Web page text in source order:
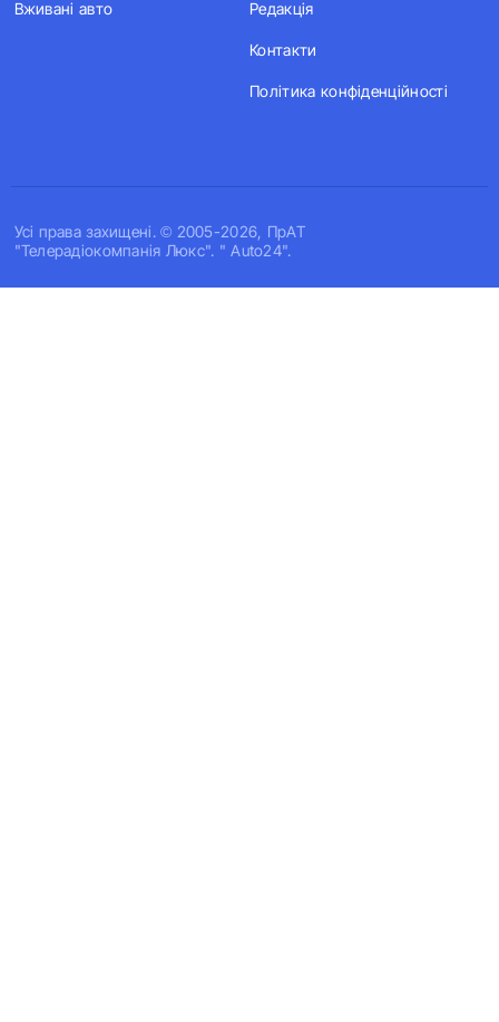
Усi права захищенi. © 2005-2026, ПрАТ
"Телерадіокомпанія Люкс". " Auto24".
Вживані авто Редакція
Контакти
Політика конфіденційності